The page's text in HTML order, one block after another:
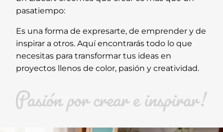
pasatiempo:
Es una forma de expresarte, de emprender y de
inspirar a otros. Aquí encontrarás todo lo que
necesitas para transformar tus ideas en
proyectos llenos de color, pasión y creatividad.